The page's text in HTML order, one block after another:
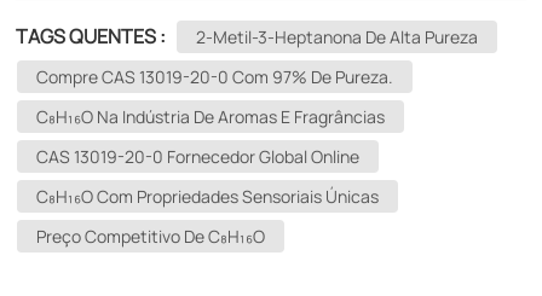
TAGS QUENTES :
2-Metil-3-Heptanona De Alta Pureza
Compre CAS 13019-20-0 Com 97% De Pureza.
C₈H₁₆O Na Indústria De Aromas E Fragrâncias
CAS 13019-20-0 Fornecedor Global Online
C₈H₁₆O Com Propriedades Sensoriais Únicas
Preço Competitivo De C₈H₁₆O